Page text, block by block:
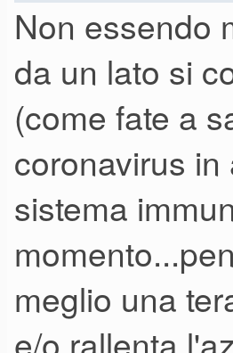
La terapia
sovrainfezione
Non facciamo
costata anni di
Non essendo
da un lato si
(come fate a
coronavirus
sistema
meglio una